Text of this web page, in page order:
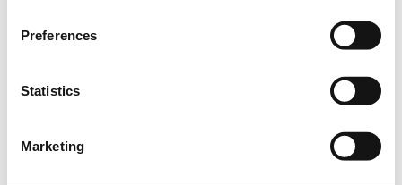
Preferences
Statistics
Marketing
oplossingen, innovaties en applicaties voor
Deltares de leeromgeving en het carrière pad waar
jij naar op zoek bent!